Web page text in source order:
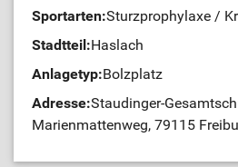
Sportarten:Sturzprophylaxe /
Stadtteil:Haslach
Anlagetyp:Bolzplatz
Adresse:Staudinger-
Marienmattenweg, 79115